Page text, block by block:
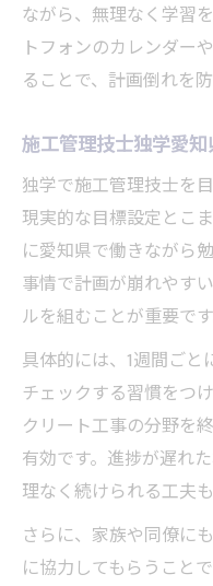
ながら、無理なく学習
トフォンのカレンダー
ることで、計画倒れを防
施工管理技士独学愛
独学で施工管理技士を
現実的な目標設定とこ
に愛知県で働きながら
事情で計画が崩れやす
ルを組むことが重要です
具体的には、1週間ご
チェックする習慣をつ
クリート工事の分野を
有効です。進捗が遅れ
理なく続けられる工夫も
さらに、家族や同僚に
に協力してもらうこと